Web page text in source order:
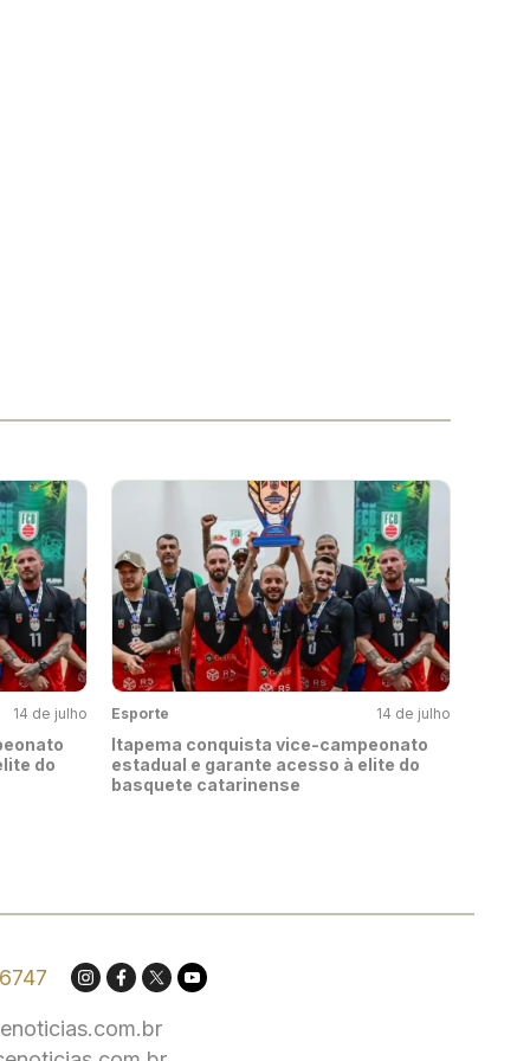
14 de julho
do
Esporte 14 de julho
Itapema conquista vice-campeonato
estadual e garante acesso à elite do
basquete catarinense